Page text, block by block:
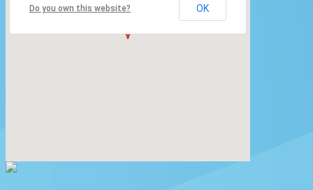
Do you own this website? OK